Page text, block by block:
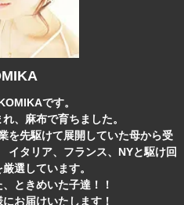
です。
、麻布で育ちました。
を先駆けて展開していた母から受
イタリア、フランス、NYと駆け回
選しています。
ときめいた子達！！
お届けいたします！